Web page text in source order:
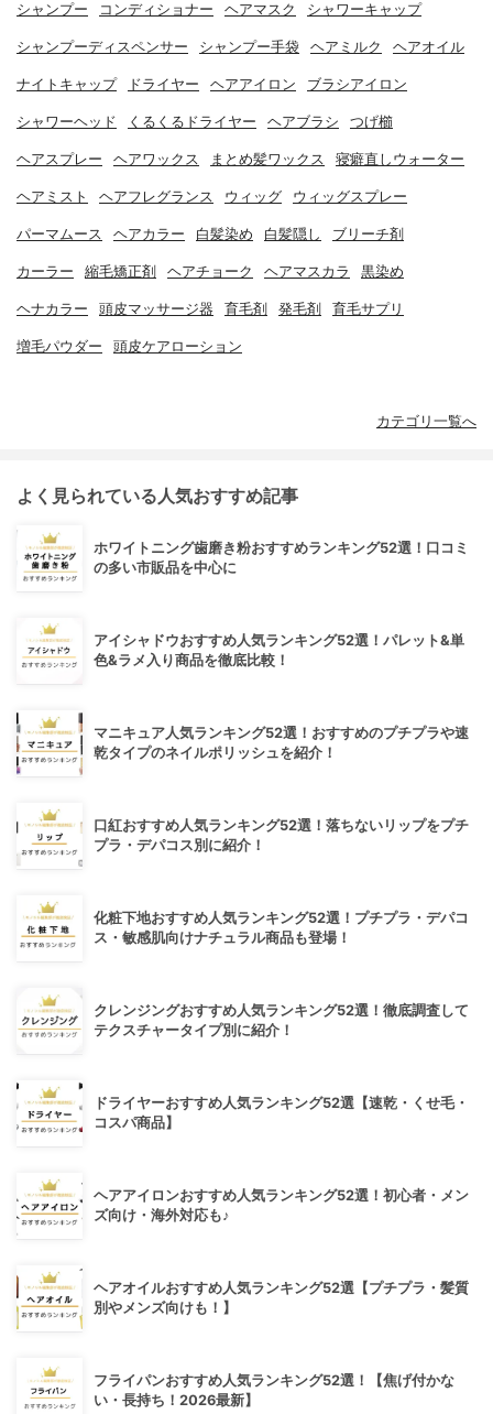
シャンプー コンディショナー ヘアマスク シャワーキャップ
シャンプーディスペンサー シャンプー手袋 ヘアミルク ヘアオイル
ナイトキャップ ドライヤー ヘアアイロン ブラシアイロン
シャワーヘッド くるくるドライヤー ヘアブラシ つげ櫛
ヘアスプレー ヘアワックス まとめ髪ワックス 寝癖直しウォーター
ヘアミスト ヘアフレグランス ウィッグ ウィッグスプレー
パーマムース ヘアカラー 白髪染め 白髪隠し ブリーチ剤
カーラー 縮毛矯正剤 ヘアチョーク ヘアマスカラ 黒染め
ヘナカラー 頭皮マッサージ器 育毛剤 発毛剤 育毛サプリ
増毛パウダー 頭皮ケアローション
カテゴリ一覧へ
よく見られている人気おすすめ記事
ホワイトニング歯磨き粉おすすめランキング52選！口コミ
の多い市販品を中心に
アイシャドウおすすめ人気ランキング52選！パレット&単
色&ラメ入り商品を徹底比較！
マニキュア人気ランキング52選！おすすめのプチプラや速
乾タイプのネイルポリッシュを紹介！
口紅おすすめ人気ランキング52選！落ちないリップをプチ
プラ・デパコス別に紹介！
化粧下地おすすめ人気ランキング52選！プチプラ・デパコ
ス・敏感肌向けナチュラル商品も登場！
クレンジングおすすめ人気ランキング52選！徹底調査して
テクスチャータイプ別に紹介！
ドライヤーおすすめ人気ランキング52選【速乾・くせ毛・
コスパ商品】
ヘアアイロンおすすめ人気ランキング52選！初心者・メン
ズ向け・海外対応も♪
ヘアオイルおすすめ人気ランキング52選【プチプラ・髪質
別やメンズ向けも！】
フライパンおすすめ人気ランキング52選！【焦げ付かな
い・長持ち！2026最新】